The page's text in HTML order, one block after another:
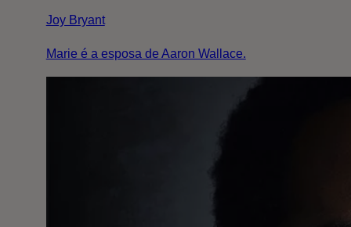
Joy Bryant
Marie é a esposa de Aaron Wallace.